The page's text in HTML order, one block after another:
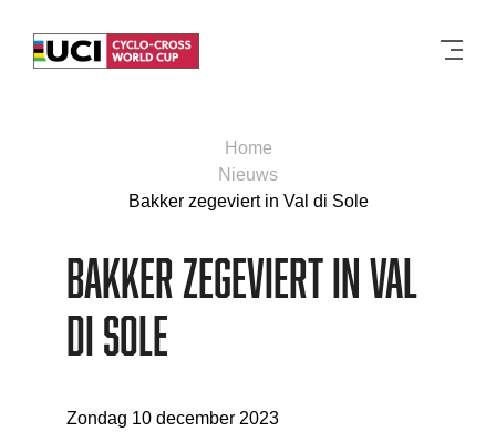
Home
Nieuws
Bakker zegeviert in Val di Sole
Bakker zegeviert in Val
di Sole
Zondag 10 december 2023